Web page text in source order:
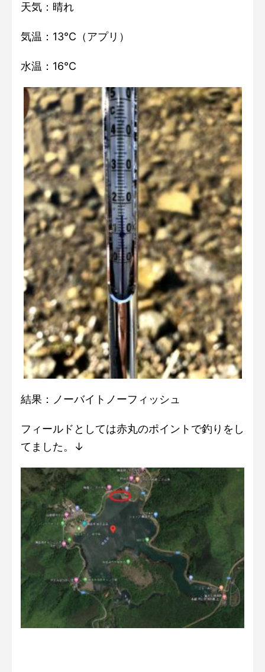
天気：晴れ
気温：13℃（アプリ）
水温：16℃
結果：ノーバイトノーフィッシュ
フィールドとしては赤丸のポイントで釣りをし
てました。↓